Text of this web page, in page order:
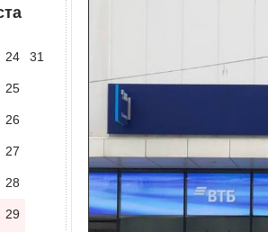
24 31
25
26
27
28
29